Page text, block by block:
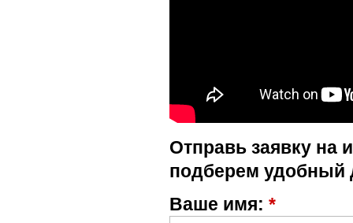
Отправь заявку на
подберем удобный
Ваше имя: *